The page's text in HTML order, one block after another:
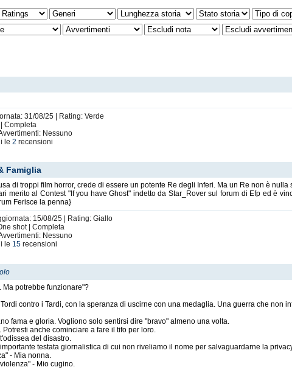
31/08/25 | Rating: Verde
Completa
Nessuno
le2 recensioni
Famiglia
di troppi film horror, crede di essere un potente Re degli Inferi. Ma un Re non è
merito al Contest "If you have Ghost" indetto da Star_Rover sul forum di Efp ed è
Ferisce la penna}
15/08/25 | Rating: Giallo
shot | Completa
Nessuno
le 15 recensioni
Ma potrebbe funzionare"?
contro i Tardi, con la speranza di uscirne con una medaglia. Una guerra che non
fama e gloria. Vogliono solo sentirsi dire "bravo" almeno una volta.
anche cominciare a fare il tifo per loro.
del disastro.
testata giornalistica di cui non riveliamo il nome per salvaguardarne la
- Mia nonna.
- Mio cugino.